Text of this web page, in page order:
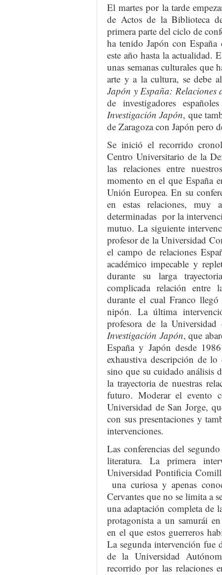
El martes por la tarde
de Actos de la Biblioteca
primera parte del ciclo de
ha tenido Japón con
este año hasta la actualidad.
unas semanas culturales que
arte y a la cultura, se debe
Japón y España: Relaciones
de investigadores
Investigación Japón, que
de Zaragoza con Japón pero
Se inició el recorrido
Centro Universitario de la
las relaciones entre
momento en el que España
Unión Europea. En su
en estas relaciones, muy
determinadas por la
mutuo. La siguiente
profesor de la Universidad
el campo de relaciones
académico impecable y
durante su larga
complicada relación entre
durante el cual Franco
nipón. La última
profesora de la
Investigación Japón, que
España y Japón desde
exhaustiva descripción de lo
sino que su cuidado análisis
la trayectoria de nuestras
futuro. Moderar el evento
Universidad de San Jorge,
con sus presentaciones y
intervenciones.
Las conferencias del
literatura. La primera
Universidad Pontificia
una curiosa y apenas
Cervantes que no se limita a
una adaptación completa de
protagonista a un samurái
en el que estos guerreros
La segunda intervención fue
de la Universidad
recorrido por las relaciones